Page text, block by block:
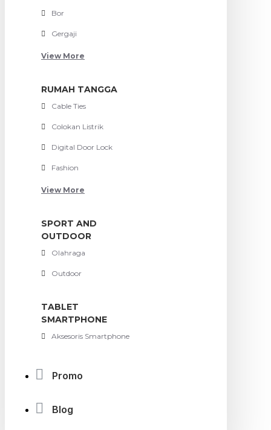
Bor
Gergaji
View More
RUMAH TANGGA
Cable Ties
Colokan Listrik
Digital Door Lock
Fashion
View More
SPORT AND
OUTDOOR
Olahraga
Outdoor
TABLET
SMARTPHONE
Aksesoris Smartphone
Promo
Blog